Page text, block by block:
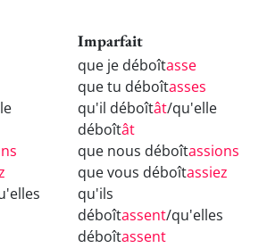
Imparfait
que je déboîtasse
que tu déboîtasses
qu'il déboîtât/qu'elle
déboîtât
que nous déboîtassions
que vous déboîtassiez
qu'ils
déboîtassent/qu'elles
déboîtassent